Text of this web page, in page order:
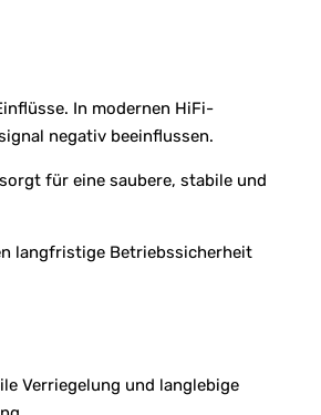
In modernen HiFi-
negativ beeinflussen.
für eine saubere, stabile und
langfristige Betriebssicherheit
Verriegelung und langlebige